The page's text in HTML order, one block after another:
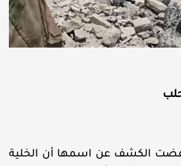
الكشف عن اسمها أن الخلية